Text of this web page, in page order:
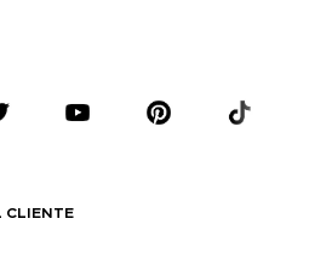
Deporte
CLIENTE